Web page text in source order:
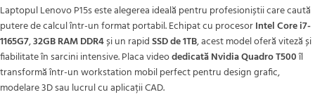
Laptopul Lenovo P15s este alegerea ideală pentru profesioniștii care caută
putere de calcul într-un format portabil. Echipat cu procesorIntel Core i7-
1165G7,32GB RAM DDR4și un rapidSSD de 1TB, acest model oferă viteză și
fiabilitate în sarcini intensive. Placa videodedicată Nvidia Quadro T500îl
transformă într-un workstation mobil perfect pentru design grafic,
modelare 3D sau lucrul cu aplicații CAD.